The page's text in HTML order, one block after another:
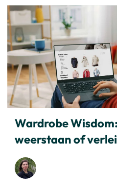
Wardrobe
weerstaan of